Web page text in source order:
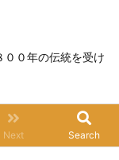
０年の伝統を受け
Next Search